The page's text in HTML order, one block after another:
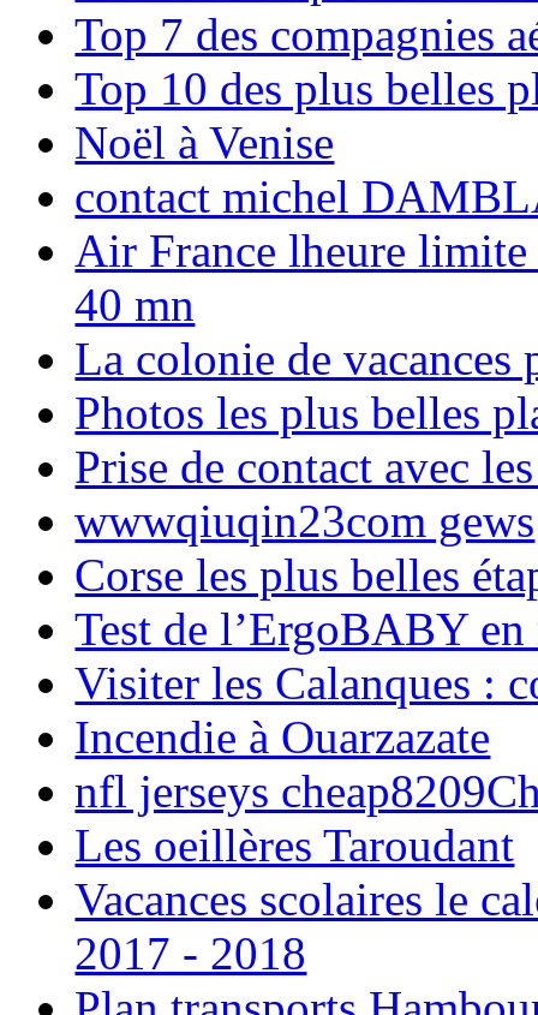
Top 7 des compagnies
Top 10 des plus belles
Noël à Venise
contact michel
Air France lheure limite
40 mn
La colonie de vacances
Photos les plus belles
Prise de contact avec
wwwqiuqin23com gews
Corse les plus belles
Test de l’ErgoBABY en
Visiter les Calanques :
Incendie à Ouarzazate
nfl jerseys
Les oeillères Taroudant
Vacances scolaires le
2017 - 2018